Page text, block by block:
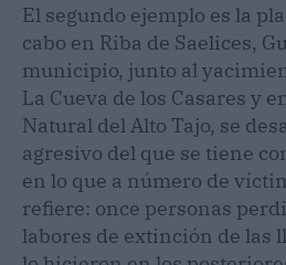
El segundo ejemplo es la
cabo en Riba de Saelices,
municipio, junto al
La Cueva de los Casares y
Natural del Alto Tajo, se
agresivo del que se tiene
en lo que a número de
refiere: once personas
labores de extinción de las